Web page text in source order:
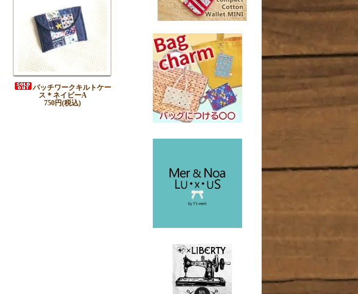
パッチワークキルトケー
ス＊ネイビーA
750円(税込)